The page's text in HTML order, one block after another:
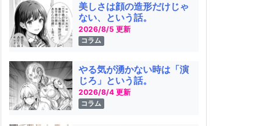
美しさは顔の造形だけじゃ
ない、という話。
2026/8/5 更新
コラム
やる気が湧かない時は「演
じろ」という話。
2026/8/4 更新
コラム